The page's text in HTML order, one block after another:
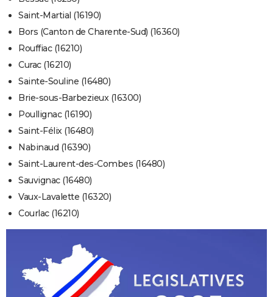
Saint-Martial (16190)
Bors (Canton de Charente-Sud) (16360)
Rouffiac (16210)
Curac (16210)
Sainte-Souline (16480)
Brie-sous-Barbezieux (16300)
Poullignac (16190)
Saint-Félix (16480)
Nabinaud (16390)
Saint-Laurent-des-Combes (16480)
Sauvignac (16480)
Vaux-Lavalette (16320)
Courlac (16210)